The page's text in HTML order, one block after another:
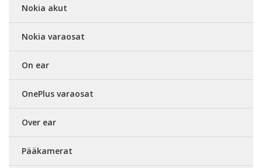
Nokia akut
Nokia varaosat
On ear
OnePlus varaosat
Over ear
Pääkamerat